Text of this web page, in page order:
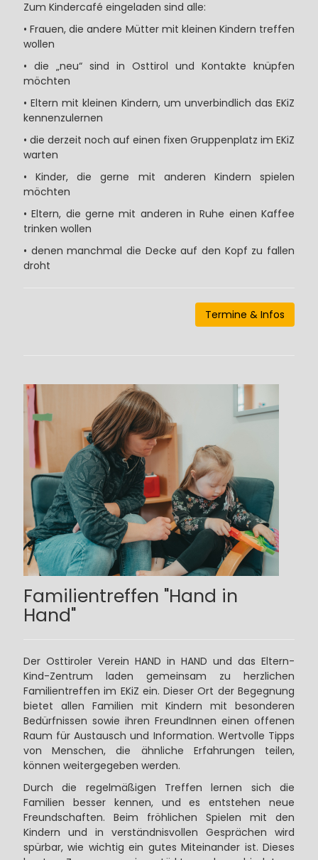
Zum Kindercafé eingeladen sind alle:
• Frauen, die andere Mütter mit kleinen Kindern treffen
wollen
• die „neu“ sind in Osttirol und Kontakte knüpfen
möchten
• Eltern mit kleinen Kindern, um unverbindlich das EKiZ
kennenzulernen
• die derzeit noch auf einen fixen Gruppenplatz im EKiZ
warten
• Kinder, die gerne mit anderen Kindern spielen
möchten
• Eltern, die gerne mit anderen in Ruhe einen Kaffee
trinken wollen
• denen manchmal die Decke auf den Kopf zu fallen
droht
Termine & Infos
Familientreffen "Hand in
Hand"
Der Osttiroler Verein HAND in HAND und das Eltern-
Kind-Zentrum laden gemeinsam zu herzlichen
Familientreffen im EKiZ ein. Dieser Ort der Begegnung
bietet allen Familien mit Kindern mit besonderen
Bedürfnissen sowie ihren FreundInnen einen offenen
Raum für Austausch und Information. Wertvolle Tipps
von Menschen, die ähnliche Erfahrungen teilen,
können weitergegeben werden.
Durch die regelmäßigen Treffen lernen sich die
Familien besser kennen, und es entstehen neue
Freundschaften. Beim fröhlichen Spielen mit den
Kindern und in verständnisvollen Gesprächen wird
spürbar, wie wichtig ein gutes Miteinander ist. Dieses